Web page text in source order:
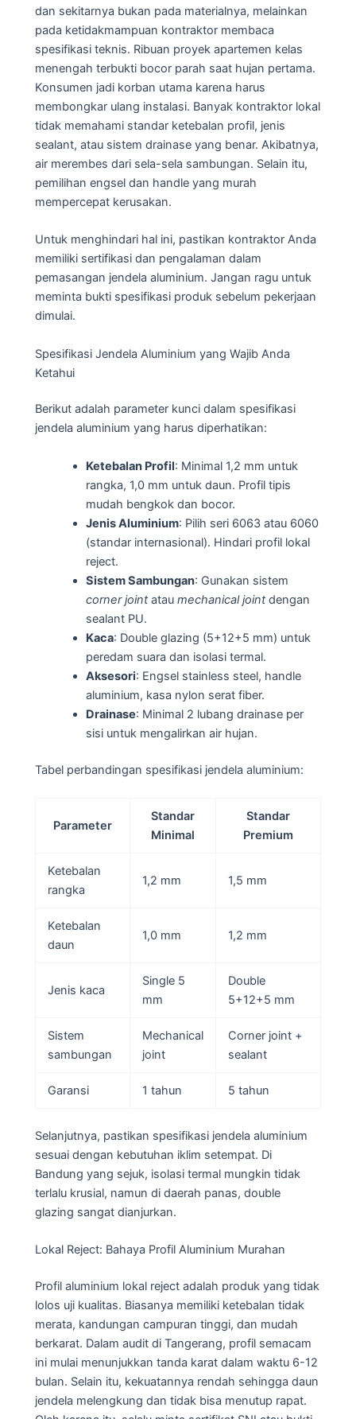
dan sekitarnya bukan pada materialnya, melainkan
pada ketidakmampuan kontraktor membaca
spesifikasi teknis. Ribuan proyek apartemen kelas
menengah terbukti bocor parah saat hujan pertama.
Konsumen jadi korban utama karena harus
membongkar ulang instalasi. Banyak kontraktor lokal
tidak memahami standar ketebalan profil, jenis
sealant, atau sistem drainase yang benar. Akibatnya,
air merembes dari sela-sela sambungan. Selain itu,
pemilihan engsel dan handle yang murah
mempercepat kerusakan.
Untuk menghindari hal ini, pastikan kontraktor Anda
memiliki sertifikasi dan pengalaman dalam
pemasangan jendela aluminium. Jangan ragu untuk
meminta bukti spesifikasi produk sebelum pekerjaan
dimulai.
Spesifikasi Jendela Aluminium yang Wajib Anda
Ketahui
Berikut adalah parameter kunci dalam spesifikasi
jendela aluminium yang harus diperhatikan:
Ketebalan Profil: Minimal 1,2 mm untuk
rangka, 1,0 mm untuk daun. Profil tipis
mudah bengkok dan bocor.
Jenis Aluminium: Pilih seri 6063 atau 6060
(standar internasional). Hindari profil lokal
reject.
Sistem Sambungan: Gunakan sistem
corner jointatau mechanical jointdengan
sealant PU.
Kaca: Double glazing (5+12+5 mm) untuk
peredam suara dan isolasi termal.
Aksesori: Engsel stainless steel, handle
aluminium, kasa nylon serat fiber.
Drainase: Minimal 2 lubang drainase per
sisi untuk mengalirkan air hujan.
Tabel perbandingan spesifikasi jendela aluminium:
Parameter
Standar
Minimal
Standar
Premium
Ketebalan
rangka
1,2 mm 1,5 mm
Ketebalan
daun
1,0 mm 1,2 mm
Jenis kaca
Single 5
mm
Double
5+12+5 mm
Sistem
sambungan
Mechanical
joint
Corner joint +
sealant
Garansi 1 tahun 5 tahun
Selanjutnya, pastikan spesifikasi jendela aluminium
sesuai dengan kebutuhan iklim setempat. Di
Bandung yang sejuk, isolasi termal mungkin tidak
terlalu krusial, namun di daerah panas, double
glazing sangat dianjurkan.
Lokal Reject: Bahaya Profil Aluminium Murahan
Profil aluminium lokal reject adalah produk yang tidak
lolos uji kualitas. Biasanya memiliki ketebalan tidak
merata, kandungan campuran tinggi, dan mudah
berkarat. Dalam audit di Tangerang, profil semacam
ini mulai menunjukkan tanda karat dalam waktu 6-12
bulan. Selain itu, kekuatannya rendah sehingga daun
jendela melengkung dan tidak bisa menutup rapat.